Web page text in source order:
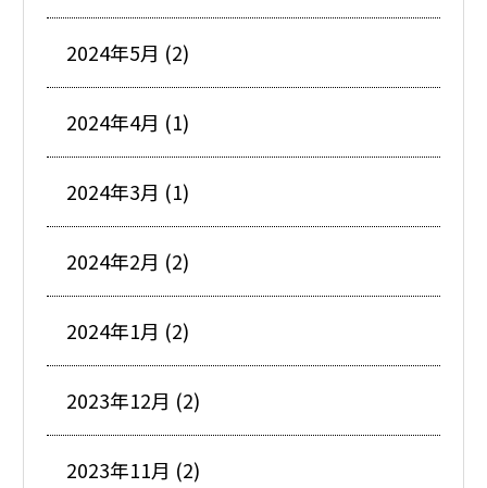
2024年5月 (2)
2024年4月 (1)
2024年3月 (1)
2024年2月 (2)
2024年1月 (2)
2023年12月 (2)
2023年11月 (2)